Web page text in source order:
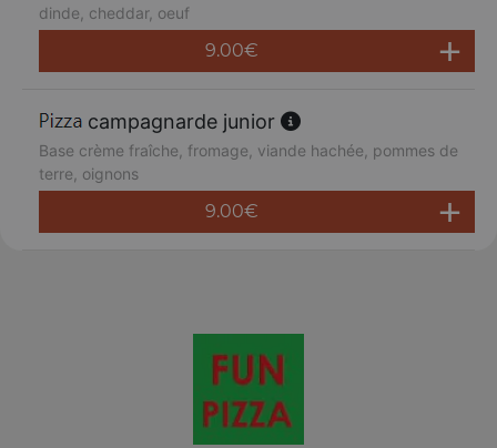
dinde, cheddar, oeuf
9.00€
campagnarde junior
Base crème fraîche, fromage, viande hachée, pommes de
terre, oignons
9.00€